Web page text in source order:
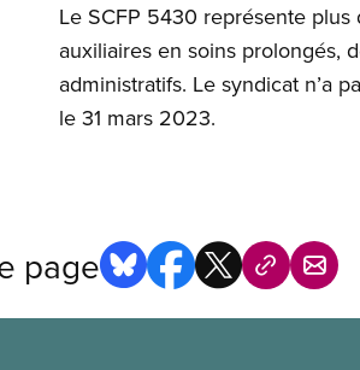
Le SCFP 5430 représente
auxiliaires en soins prolongés,
administratifs. Le syndicat n’a
le 31 mars 2023.
page